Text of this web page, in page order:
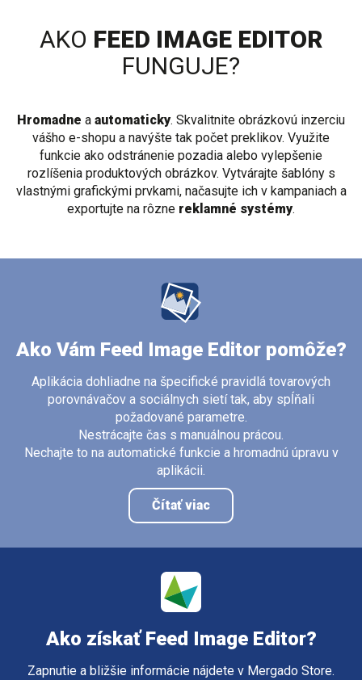
AKO FEED IMAGE EDITOR
FUNGUJE?
Hromadne a automaticky. Skvalitnite obrázkovú inzerciu
vášho e-shopu a navýšte tak počet preklikov. Využite
funkcie ako odstránenie pozadia alebo vylepšenie
rozlíšenia produktových obrázkov. Vytvárajte šablóny s
vlastnými grafickými prvkami, načasujte ich v kampaniach a
exportujte na rôzne reklamné systémy.
Ako Vám Feed Image Editor pomôže?
Aplikácia dohliadne na špecifické pravidlá tovarových
porovnávačov a sociálnych sietí tak, aby spĺňali
požadované parametre.
Nestrácajte čas s manuálnou prácou.
Nechajte to na automatické funkcie a hromadnú úpravu v
aplikácii.
Čítať viac
Ako získať Feed Image Editor?
Zapnutie a bližšie informácie nájdete v Mergado Store.